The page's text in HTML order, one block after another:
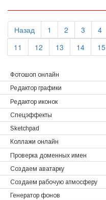
Назад 1 2 3 4
11
12 13 14 15
Фотошоп онлайн
Редактор графики
Редактор иконок
Спецэффекты
Sketchpad
Коллажи онлайн
Проверка доменных имен
Создаем аватарку
Создаем рабочую атмосферу
Генератор фонов